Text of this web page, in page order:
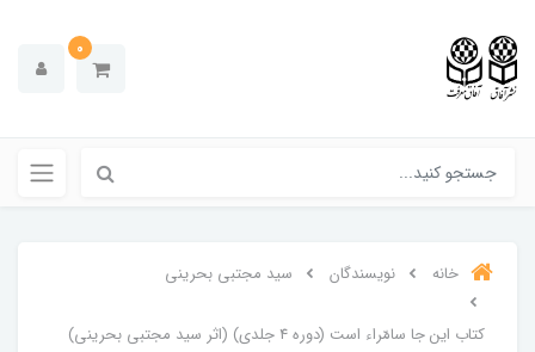
0
خانه نویسندگان سید مجتبی بحرینی
کتاب این جا سامّراء است (دوره 4 جلدی) (اثر سید مجتبی بحرینی)